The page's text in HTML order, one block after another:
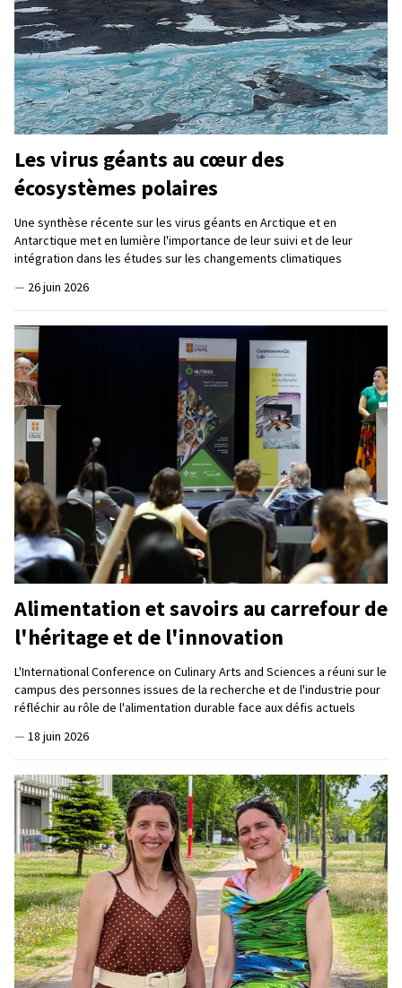
Les virus géants au cœur des
écosystèmes polaires
Une synthèse récente sur les virus géants en Arctique et en
Antarctique met en lumière l'importance de leur suivi et de leur
intégration dans les études sur les changements climatiques
— 26 juin 2026
Alimentation et savoirs au carrefour de
l'héritage et de l'innovation
L'International Conference on Culinary Arts and Sciences a réuni sur le
campus des personnes issues de la recherche et de l'industrie pour
réfléchir au rôle de l'alimentation durable face aux défis actuels
— 18 juin 2026